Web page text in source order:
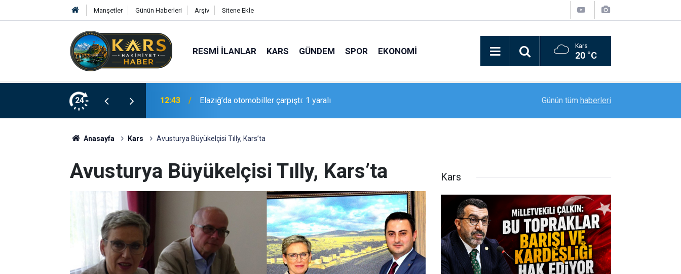
Manşetler Günün Haberleri Arşiv Sitene Ekle
RESMI İLANLAR KARS GÜNDEM SPOR EKONOMI Kars
20 °C
24 12:42 Yanan araçtan çıkarak son anda kurtuldular Bıçaklı kavga: 1’i ağır, 2 yaralı
Günün tüm haberleri
Anasayfa Kars Avusturya Büyükelçisi Tılly, Kars’ta
Avusturya Büyükelçisi Tılly, Kars’ta Kars